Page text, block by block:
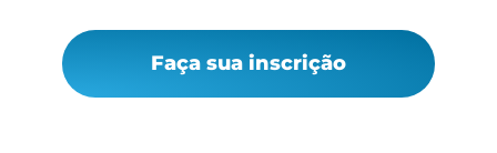
Faça sua inscrição